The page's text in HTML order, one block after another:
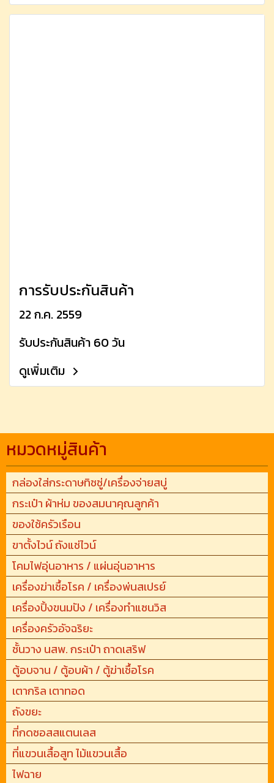
การรับประกันสินค้า
22 ก.ค. 2559
รับประกันสินค้า 60 วัน
ดูเพิ่มเติม
หมวดหมู่สินค้า
กล่องใส่กระดาษทิชชู่/เครื่องจ่ายสบู่
กระเป๋า ผ้าห่ม ของสมนาคุณลูกค้า
ของใช้ครัวเรือน
ขาตั้งไวน์ ถังแช่ไวน์
โคมไฟอุ่นอาหาร / แผ่นอุ่นอาหาร
เครื่องฆ่าเชื้อโรค / เครื่องพ่นสเปรย์
เครื่องปิ้งขนมปัง / เครื่องทำแซนวิส
เครื่องครัวอัจฉริยะ
ชั้นวาง นสพ. กระเป๋า ถาดเสริฟ
ตู้อบจาน / ตู้อบผ้า / ตู้ฆ่าเชื้อโรค
เตากริล เตาทอด
ถังขยะ
ที่กดซอสสแตนเลส
ที่แขวนเสื้อสูท ไม้แขวนเสื้อ
ไฟฉาย